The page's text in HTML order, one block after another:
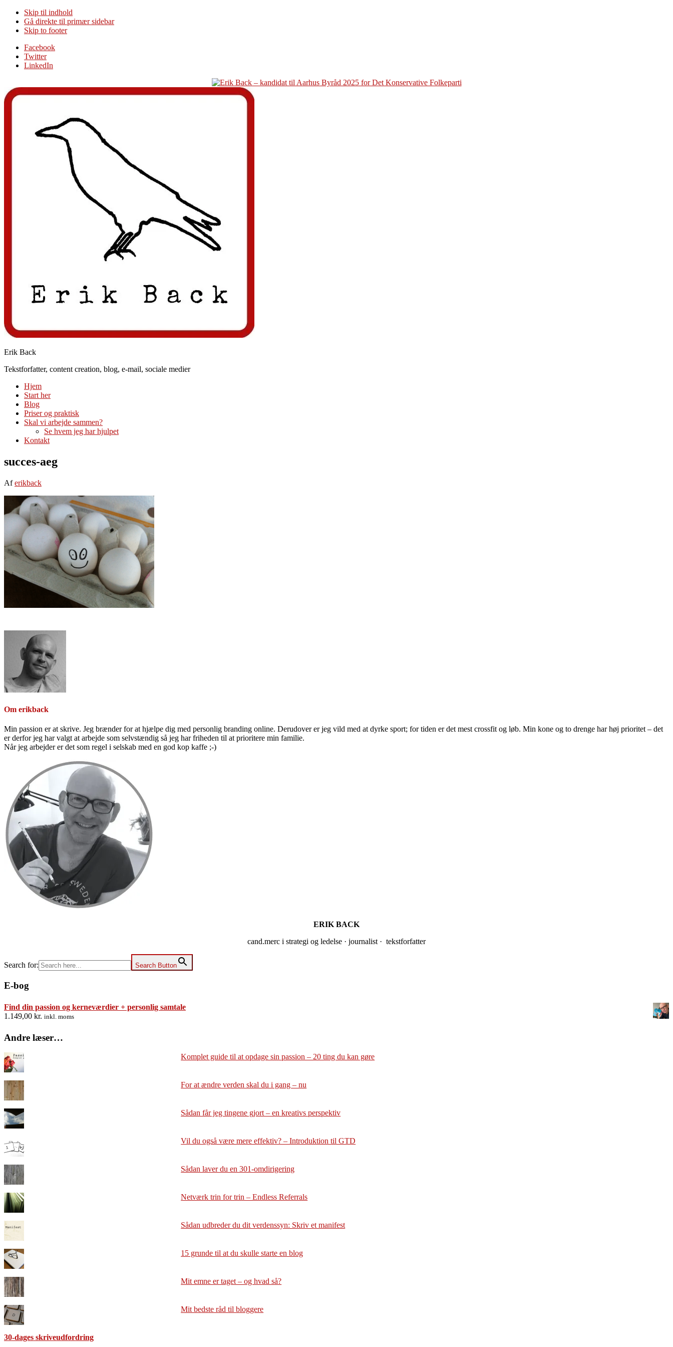
Skip til indhold
Gå direkte til primær sidebar
Skip to footer
Additional
menu
Facebook
Twitter
LinkedIn
Erik Back
Tekstforfatter, content creation, blog, e-mail, sociale medier
Hjem
Start her
Blog
Priser og praktisk
Skal vi arbejde sammen?
Se hvem jeg har hjulpet
Kontakt
succes-aeg
Aferikback
Om erikback
Min passion er at skrive. Jeg brænder for at hjælpe dig med personlig branding online. Derudover er jeg vild med at dyrke sport; for tiden er det mest crossfit og løb. Min kone og to drenge har høj prioritet – det
er derfor jeg har valgt at arbejde som selvstændig så jeg har friheden til at prioritere min familie.
Når jeg arbejder er det som regel i selskab med en god kop kaffe ;-)
Sidebar
ERIK BACK
cand.merc i strategi og ledelse · journalist · tekstforfatter
Search for: Search Button
E-bog
Find din passion og kerneværdier + personlig samtale
1.149,00 kr. inkl. moms
Andre læser…
Komplet guide til at opdage sin passion – 20 ting du kan gøre
For at ændre verden skal du i gang – nu
Sådan får jeg tingene gjort – en kreativs perspektiv
Vil du også være mere effektiv? – Introduktion til GTD
Sådan laver du en 301-omdirigering
Netværk trin for trin – Endless Referrals
Sådan udbreder du dit verdenssyn: Skriv et manifest
15 grunde til at du skulle starte en blog
Mit emne er taget – og hvad så?
Mit bedste råd til bloggere
30-dages skriveudfordring